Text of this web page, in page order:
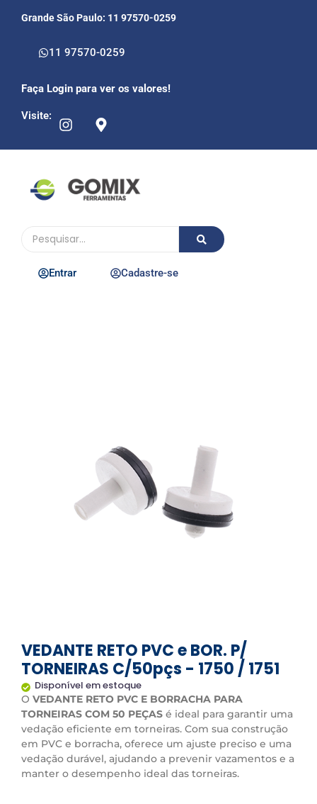
Grande São Paulo: 11 97570-0259
11 97570-0259
Faça Login para ver os valores!
Visite:
Entrar Cadastre-se
VEDANTE RETO PVC e BOR. P/
TORNEIRAS C/50pçs - 1750 / 1751
Disponível em estoque
O VEDANTE RETO PVC E BORRACHA PARA
TORNEIRAS COM 50 PEÇAS é ideal para garantir uma
vedação eficiente em torneiras. Com sua construção
em PVC e borracha, oferece um ajuste preciso e uma
vedação durável, ajudando a prevenir vazamentos e a
manter o desempenho ideal das torneiras.